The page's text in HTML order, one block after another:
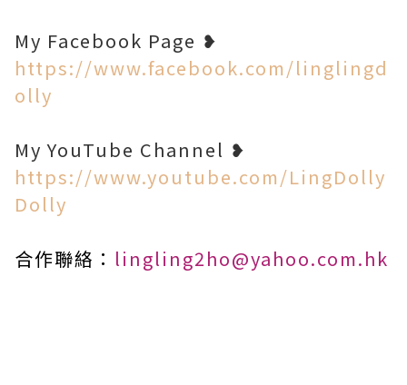
My Facebook Page ❥
https://www.facebook.com/linglingd
olly
My YouTube Channel ❥
https://www.youtube.com/LingDolly
Dolly
合作聯絡： lingling2ho@yahoo.com.hk